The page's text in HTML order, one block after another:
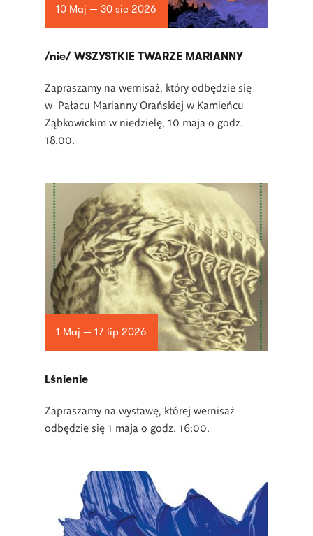
10 Maj — 30 sie 2026
/nie/ WSZYSTKIE TWARZE MARIANNY
Zapraszamy na wernisaż, który odbędzie się
w Pałacu Marianny Orańskiej w Kamieńcu
Ząbkowickim w niedzielę, 10 maja o godz.
18.00.
1 Maj — 17 lip 2026
Lśnienie
Zapraszamy na wystawę, której wernisaż
odbędzie się 1 maja o godz. 16:00.